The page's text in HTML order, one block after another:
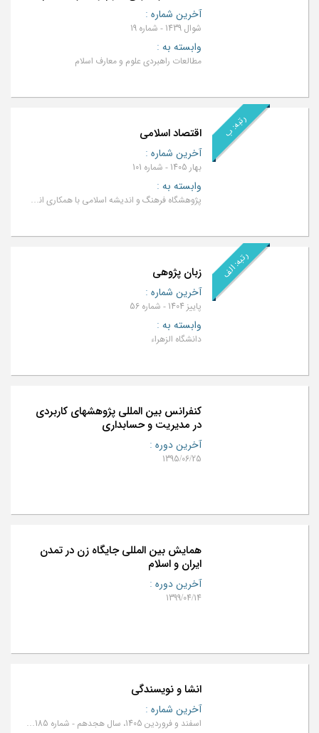
آخرین شماره :
شوال 1439 - شماره 19
وابسته به :
مطالعات راهبردی علوم و معارف اسلام
رتبه: ب اقتصاد اسلامی
آخرین شماره :
بهار 1405 - شماره 101
وابسته به :
پژوهشگاه فرهنگ و اندیشه اسلامی با همکاری انجمن اقتصاد اسلامی ایران
رتبه: الف زبان پژوهی
آخرین شماره :
پاییز 1404 - شماره 56
وابسته به :
دانشگاه الزهراء
کنفرانس بین المللی پژوهشهای کاربردی
در مدیریت و حسابداری
آخرین دوره :
1395/06/25
همایش بین المللی جایگاه زن در تمدن
ایران و اسلام
آخرین دوره :
1399/04/14
انشا و نویسندگی
آخرین شماره :
اسفند و فروردین 1405، سال هجدهم - شماره 185 و 186